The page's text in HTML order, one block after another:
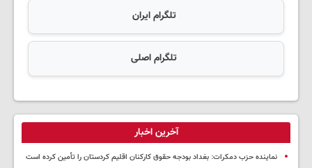
تلگرام ایران
تلگرام اصلی
آخرین اخبار
نماینده حزب دمکرات: بغداد بودجه حقوق کارکنان اقلیم کردستان را تأمین کرده است